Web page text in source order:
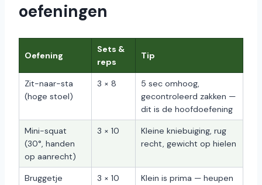
oefeningen
Oefening
Sets &
reps
Tip
Zit-naar-sta
(hoge stoel)
3 × 8
5 sec omhoog,
gecontroleerd zakken —
dit is de hoofdoefening
Mini-squat
(30°, handen
op aanrecht)
3 × 10
Kleine kniebuiging, rug
recht, gewicht op hielen
Bruggetje
3 × 10
Klein is prima — heupen